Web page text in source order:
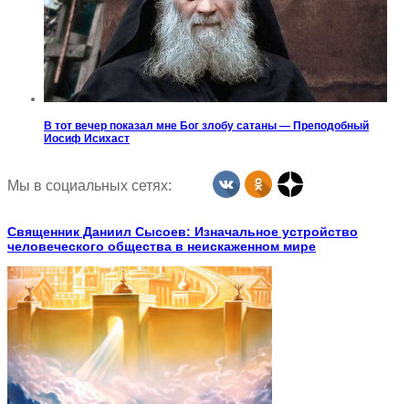
В тот вечер показал мне Бог злобу сатаны — Преподобный
Иосиф Исихаст
Мы в социальных сетях:
Священник Даниил Сысоев: Изначальное устройство
человеческого общества в неискаженном мире